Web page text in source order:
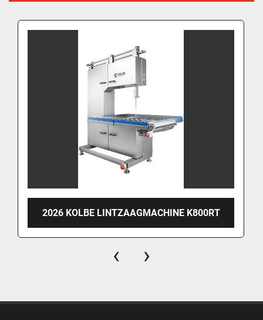
2026 KOLBE LINTZAAGMACHINE K800RT
‹ ›